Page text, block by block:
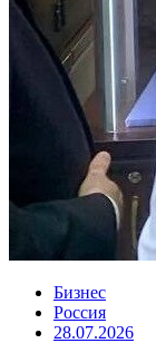
Бизнес
Россия
28.07.2026